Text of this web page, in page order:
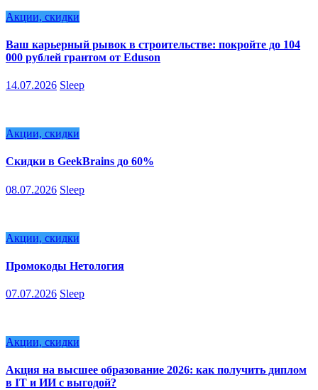
Акции, скидки
Ваш карьерный рывок в строительстве: покройте до 104
000 рублей грантом от Eduson
14.07.2026 Sleep
Акции, скидки
Скидки в GeekBrains до 60%
08.07.2026 Sleep
Акции, скидки
Промокоды Нетология
07.07.2026 Sleep
Акции, скидки
Акция на высшее образование 2026: как получить диплом
в IT и ИИ с выгодой?